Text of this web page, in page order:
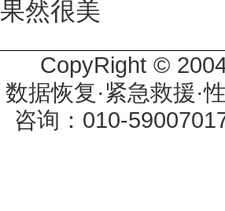
果然很美
CopyRight ©
数据恢复·紧急救援·
咨询：010-